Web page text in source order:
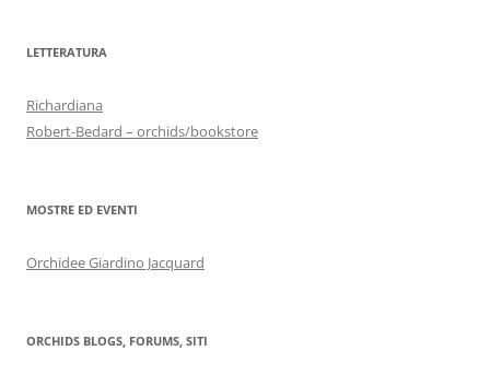
LETTERATURA
Richardiana
Robert-Bedard – orchids/bookstore
MOSTRE ED EVENTI
Orchidee Giardino Jacquard
ORCHIDS BLOGS, FORUMS, SITI